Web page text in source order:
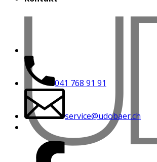
041 768 91 91
service@udobaer.ch